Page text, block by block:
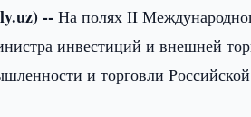
--На полях II
инвестиций и внешней
и торговли